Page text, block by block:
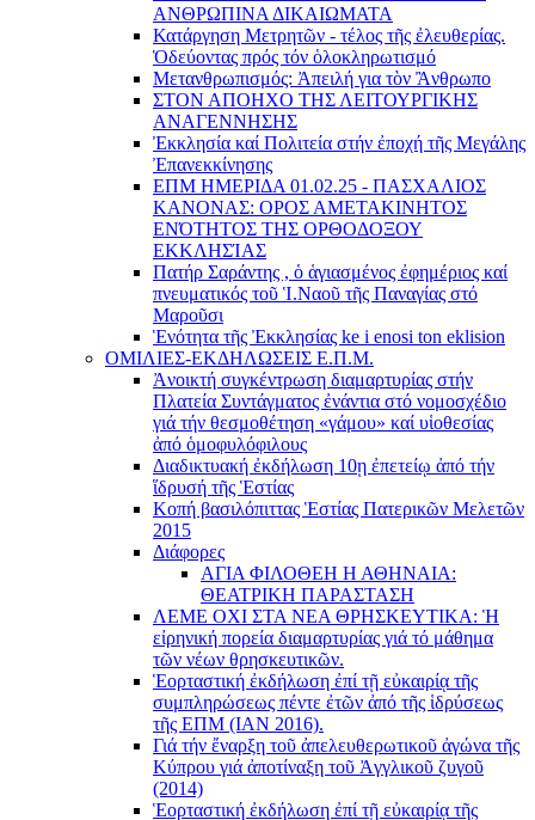
ΑΝΘΡΩΠΙΝΑ ΔΙΚΑΙΩΜΑΤΑ
Κατάργηση Μετρητῶν - τέλος τῆς ἐλευθερίας.
Ὁδεύοντας πρός τόν ὁλοκληρωτισμό
Μετανθρωπισμός: Ἀπειλή για τὸν Ἂνθρωπο
ΣΤΟΝ ΑΠΟΗΧΟ ΤΗΣ ΛΕΙΤΟΥΡΓΙΚΗΣ
ΑΝΑΓΕΝΝΗΣΗΣ
Ἐκκλησία καί Πολιτεία στήν ἐποχή τῆς Μεγάλης
Ἐπανεκκίνησης
ΕΠΜ ΗΜΕΡΙΔΑ 01.02.25 - ΠΑΣΧΑΛΙΟΣ
ΚΑΝΟΝΑΣ: ΟΡΟΣ ΑΜΕΤΑΚΙΝΗΤΟΣ
ΕΝΌΤΗΤΟΣ ΤΗΣ ΟΡΘΟΔΟΞΟΥ
ΕΚΚΛΗΣΊΑΣ
Πατήρ Σαράντης , ὁ ἁγιασμένος ἐφημέριος καί
πνευματικός τοῦ Ἱ.Ναοῦ τῆς Παναγίας στό
Μαροῦσι
Ἑνότητα τῆς Ἐκκλησίας ke i enosi ton eklision
ΟΜΙΛΙΕΣ-ΕΚΔΗΛΩΣΕΙΣ Ε.Π.Μ.
Ἀνοικτή συγκέντρωση διαμαρτυρίας στήν
Πλατεία Συντάγματος ἐνάντια στό νομοσχέδιο
γιά τήν θεσμοθέτηση «γάμου» καί υἱοθεσίας
ἀπό ὁμοφυλόφιλους
Διαδικτυακή ἐκδήλωση 10ῃ ἐπετείῳ ἀπό τήν
ἵδρυσή τῆς Ἑστίας
Κοπή βασιλόπιττας Ἑστίας Πατερικῶν Μελετῶν
2015
Διάφορες
ΑΓΙΑ ΦΙΛΟΘΕΗ Η ΑΘΗΝΑΙΑ:
ΘΕΑΤΡΙΚΗ ΠΑΡΑΣΤΑΣΗ
ΛΕΜΕ ΟΧΙ ΣΤΑ ΝΕΑ ΘΡΗΣΚΕΥΤΙΚΑ: Ἡ
εἰρηνική πορεία διαμαρτυρίας γιά τό μάθημα
τῶν νέων θρησκευτικῶν.
Ἑορταστική ἐκδήλωση ἐπί τῇ εὐκαιρίᾳ τῆς
συμπληρώσεως πέντε ἐτῶν ἀπό τῆς ἱδρύσεως
τῆς ΕΠΜ (ΙΑΝ 2016).
Γιά τήν ἔναρξη τοῦ ἀπελευθερωτικοῦ ἀγώνα τῆς
Κύπρου γιά ἀποτίναξη τοῦ Ἀγγλικοῦ ζυγοῦ
(2014)
Ἑορταστική ἐκδήλωση ἐπί τῇ εὐκαιρίᾳ τῆς